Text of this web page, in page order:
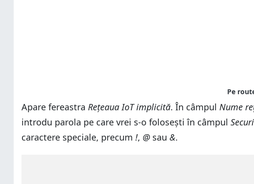
Apare fereastra Rețeaua IoT implicită. În câmpul Nume
introdu parola pe care vrei s-o folosești în câmpul
caractere speciale, precum !, @ sau &.